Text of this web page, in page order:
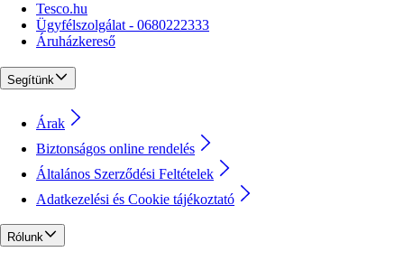
Tesco.hu
Ügyfélszolgálat - 0680222333
Áruházkereső
Segítünk
Árak
Biztonságos online rendelés
Általános Szerződési Feltételek
Adatkezelési és Cookie tájékoztató
Rólunk